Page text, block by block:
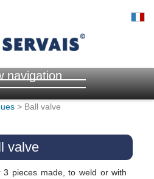
navigation
> Ball valve
valve
pieces made, to weld or with